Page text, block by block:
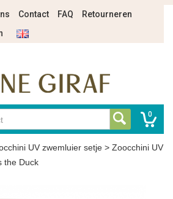
Contact FAQ
Retourneren
0
UV zwemluier setje > Zoocchini UV
the Duck